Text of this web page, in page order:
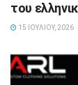
του
15 ΙΟΥΛΊΟΥ, 2026